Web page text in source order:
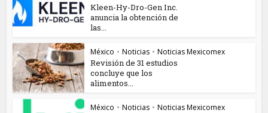
Kleen-Hy-Dro-Gen Inc.
anuncia la obtención de
las...
México • Noticias • Noticias Mexicomex
Revisión de 31 estudios
concluye que los
alimentos...
México • Noticias • Noticias Mexicomex